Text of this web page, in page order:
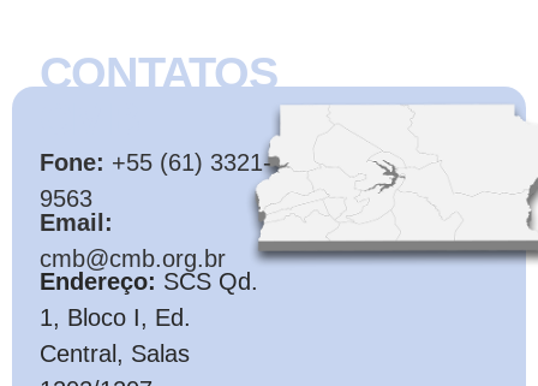
CONTATOS
Fone: +55 (61) 3321-
9563
Email:
cmb@cmb.org.br
Endereço: SCS Qd.
1, Bloco I, Ed.
Central, Salas